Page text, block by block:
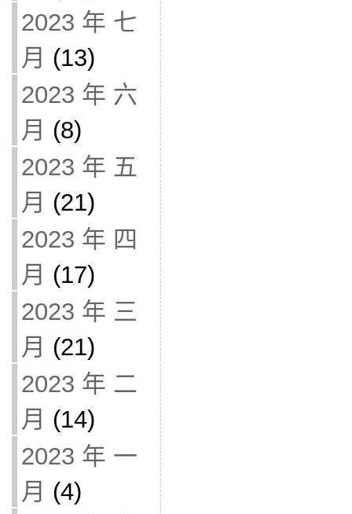
2023 年 七
月 (13)
2023 年 六
月 (8)
2023 年 五
月 (21)
2023 年 四
月 (17)
2023 年 三
月 (21)
2023 年 二
月 (14)
2023 年 一
月 (4)